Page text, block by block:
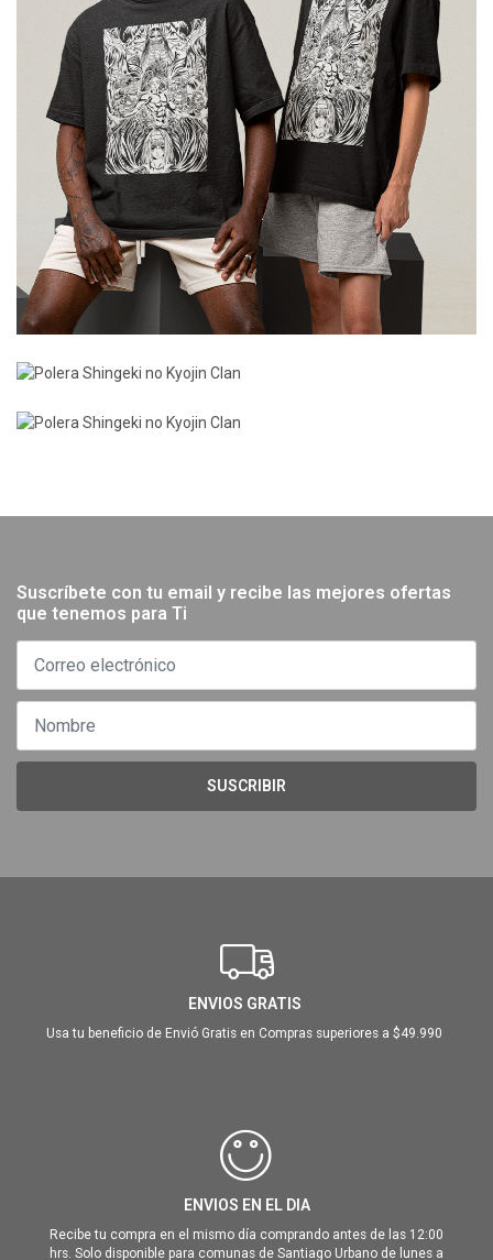
Suscríbete con tu email y recibe las mejores ofertas
que tenemos para Ti
SUSCRIBIR
ENVIOS GRATIS
Usa tu beneficio de Envió Gratis en Compras superiores a $49.990
ENVIOS EN EL DIA
Recibe tu compra en el mismo día comprando antes de las 12:00
hrs. Solo disponible para comunas de Santiago Urbano de lunes a